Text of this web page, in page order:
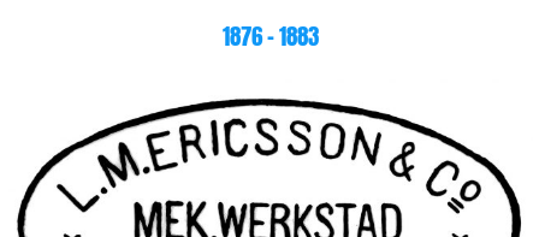
1876 ​​- 1883